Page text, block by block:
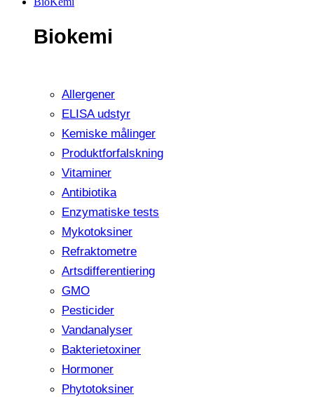
Biokemi
Allergener
ELISA udstyr
Kemiske målinger
Produktforfalskning
Vitaminer
Antibiotika
Enzymatiske tests
Mykotoksiner
Refraktometre
Artsdifferentiering
GMO
Pesticider
Vandanalyser
Bakterietoxiner
Hormoner
Phytotoksiner